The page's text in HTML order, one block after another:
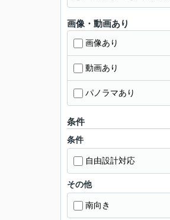
画像・動画あり
画像あり
動画あり
パノラマあり
条件
条件
自由設計対応
その他
南向き